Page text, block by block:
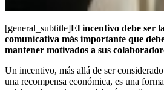
[general_subtitle]El incentivo debe ser
comunicativa más importante que
mantener motivados a sus
Un incentivo, más allá de ser
una recompensa económica, es una